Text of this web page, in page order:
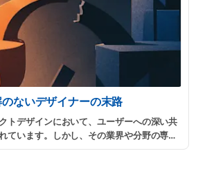
のないデザイナーの末路
トデザインにおいて、ユーザーへの深い共
ています。しかし、その業界や分野の専門
識）を軽視したデザインは、どんなに美し